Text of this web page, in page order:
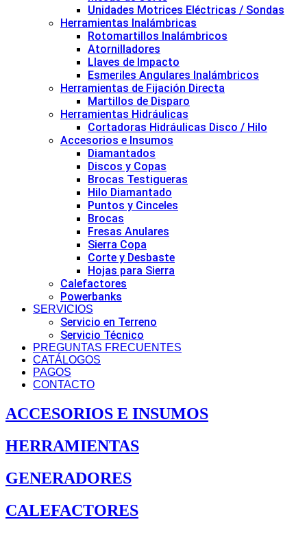
Unidades Motrices Eléctricas / Sondas
Herramientas Inalámbricas
Rotomartillos Inalámbricos
Atornilladores
Llaves de Impacto
Esmeriles Angulares Inalámbricos
Herramientas de Fijación Directa
Martillos de Disparo
Herramientas Hidráulicas
Cortadoras Hidráulicas Disco / Hilo
Accesorios e Insumos
Diamantados
Discos y Copas
Brocas Testigueras
Hilo Diamantado
Puntos y Cinceles
Brocas
Fresas Anulares
Sierra Copa
Corte y Desbaste
Hojas para Sierra
Calefactores
Powerbanks
SERVICIOS
Servicio en Terreno
Servicio Técnico
PREGUNTAS FRECUENTES
CATÁLOGOS
PAGOS
CONTACTO
ACCESORIOS E INSUMOS
HERRAMIENTAS
GENERADORES
CALEFACTORES